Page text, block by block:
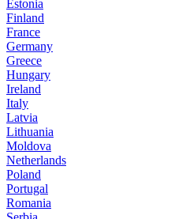
Estonia
Finland
France
Germany
Greece
Hungary
Ireland
Italy
Latvia
Lithuania
Moldova
Netherlands
Poland
Portugal
Romania